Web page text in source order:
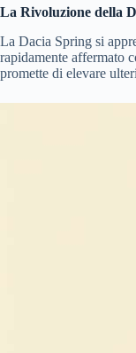
La Rivoluzione della
La Dacia Spring si
rapidamente affermato
promette di elevare